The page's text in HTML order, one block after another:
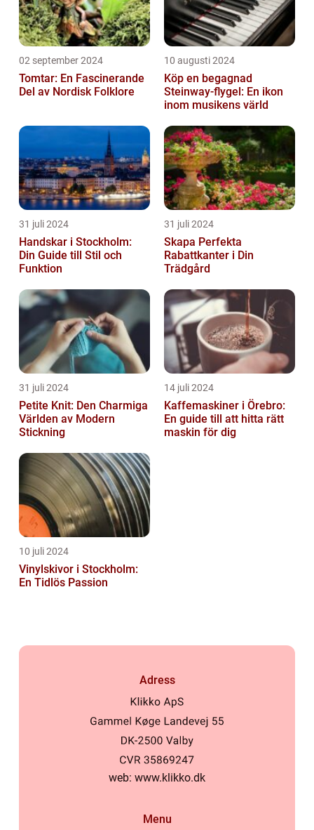
02 september 2024
Tomtar: En Fascinerande
Del av Nordisk Folklore
10 augusti 2024
Köp en begagnad
Steinway-flygel: En ikon
inom musikens värld
31 juli 2024
Handskar i Stockholm:
Din Guide till Stil och
Funktion
31 juli 2024
Skapa Perfekta
Rabattkanter i Din
Trädgård
31 juli 2024
Petite Knit: Den Charmiga
Världen av Modern
Stickning
14 juli 2024
Kaffemaskiner i Örebro:
En guide till att hitta rätt
maskin för dig
10 juli 2024
Vinylskivor i Stockholm:
En Tidlös Passion
Adress
web: www.klikko.dk
Menu